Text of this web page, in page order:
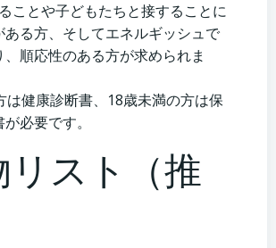
ことや子どもたちと接することに
ある方、そしてエネルギッシュで
順応性のある方が求められま
は健康診断書、18歳未満の方は保
必要です。
スト（推